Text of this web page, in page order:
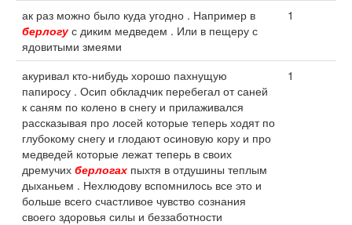
ак раз можно было куда угодно . Например в
берлогус диким медведем . Или в пещеру с
ядовитыми змеями
1
акуривал кто-нибудь хорошо пахнущую
папиросу . Осип обкладчик перебегал от саней
к саням по колено в снегу и прилаживался
рассказывая про лосей которые теперь ходят по
глубокому снегу и глодают осиновую кору и про
медведей которые лежат теперь в своих
дремучих берлогах пыхтя в отдушины теплым
дыханьем . Нехлюдову вспомнилось все это и
больше всего счастливое чувство сознания
своего здоровья силы и беззаботности
1